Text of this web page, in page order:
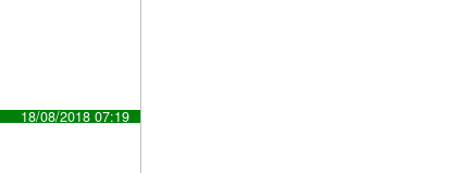
18/08/2018 07:19